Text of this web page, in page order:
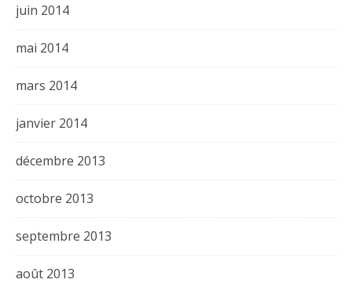
juin 2014
mai 2014
mars 2014
janvier 2014
décembre 2013
octobre 2013
septembre 2013
août 2013